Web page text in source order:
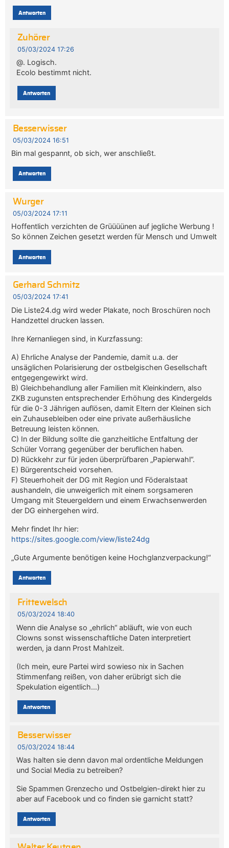
Antworten
Zuhörer
05/03/2024 17:26
@. Logisch.
Ecolo bestimmt nicht.
Antworten
Besserwisser
05/03/2024 16:51
Bin mal gespannt, ob sich, wer anschließt.
Antworten
Wurger
05/03/2024 17:11
Hoffentlich verzichten de Grüüüünen auf jegliche Werbung !
So können Zeichen gesetzt werden für Mensch und Umwelt
Antworten
Gerhard Schmitz
05/03/2024 17:41
Die Liste24.dg wird weder Plakate, noch Broschüren noch
Handzettel drucken lassen.
Ihre Kernanliegen sind, in Kurzfassung:
A) Ehrliche Analyse der Pandemie, damit u.a. der
unsäglichen Polarisierung der ostbelgischen Gesellschaft
entgegengewirkt wird.
B) Gleichbehandlung aller Familien mit Kleinkindern, also
ZKB zugunsten entsprechender Erhöhung des Kindergelds
für die 0-3 Jährigen auflösen, damit Eltern der Kleinen sich
ein Zuhausebleiben oder eine private außerhäusliche
Betreuung leisten können.
C) In der Bildung sollte die ganzheitliche Entfaltung der
Schüler Vorrang gegenüber der beruflichen haben.
D) Rückkehr zur für jeden überprüfbaren „Papierwahl“.
E) Bürgerentscheid vorsehen.
F) Steuerhoheit der DG mit Region und Föderalstaat
aushandeln, die unweigerlich mit einem sorgsameren
Umgang mit Steuergeldern und einem Erwachsenwerden
der DG einhergehen wird.
Mehr findet Ihr hier:
https://sites.google.com/view/liste24dg
„Gute Argumente benötigen keine Hochglanzverpackung!“
Antworten
Frittewelsch
05/03/2024 18:40
Wenn die Analyse so „ehrlich“ abläuft, wie von euch
Clowns sonst wissenschaftliche Daten interpretiert
werden, ja dann Prost Mahlzeit.
(Ich mein, eure Partei wird sowieso nix in Sachen
Stimmenfang reißen, von daher erübrigt sich die
Spekulation eigentlich…)
Antworten
Besserwisser
05/03/2024 18:44
Was halten sie denn davon mal ordentliche Meldungen
und Social Media zu betreiben?
Sie Spammen Grenzecho und Ostbelgien-direkt hier zu
aber auf Facebook und co finden sie garnicht statt?
Antworten